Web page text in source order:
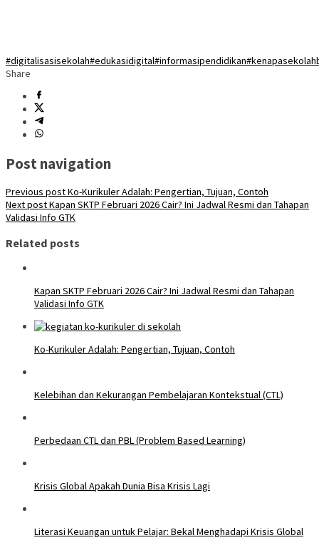
#digitalisasisekolah#edukasidigital#informasipendidikan
Share
Post navigation
Previous postKo-Kurikuler Adalah: Pengertian, Tujuan, Contoh
Next postKapan SKTP Februari 2026 Cair? Ini Jadwal Resmi dan Tahapan
Validasi Info GTK
Related posts
Kapan SKTP Februari 2026 Cair? Ini Jadwal Resmi dan Tahapan
Validasi Info GTK
Ko-Kurikuler Adalah: Pengertian, Tujuan, Contoh
Kelebihan dan Kekurangan Pembelajaran Kontekstual (CTL)
Perbedaan CTL dan PBL (Problem Based Learning)
Krisis Global Apakah Dunia Bisa Krisis Lagi
Literasi Keuangan untuk Pelajar: Bekal Menghadapi Krisis Global